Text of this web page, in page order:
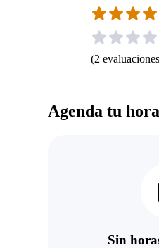
(2 evaluaciones
Agenda tu hora
Sin